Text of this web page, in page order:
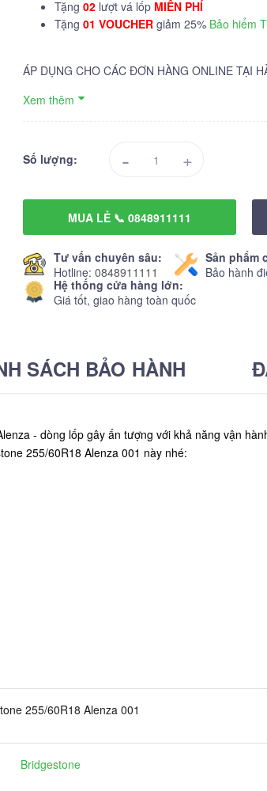
Tặng 02 lượt vá lốp MIỄN PHÍ
Tặng 01 VOUCHER giảm 25% Bảo hiểm
ÁP DỤNG CHO CÁC ĐƠN HÀNG ONLINE TẠI
Xem thêm
Số lượng: - +
MUA LẺ 📞 0848911111
Tư vấn chuyên sâu:
Hotline: 0848911111
Sản phẩm
Bảo hành
Hệ thống cửa hàng lớn:
Giá tốt, giao hàng toàn quốc
SÁCH BẢO HÀNH
- dòng lốp gây ấn tượng với khả năng vận
255/60R18 Alenza 001 này nhé:
255/60R18 Alenza 001
Bridgestone